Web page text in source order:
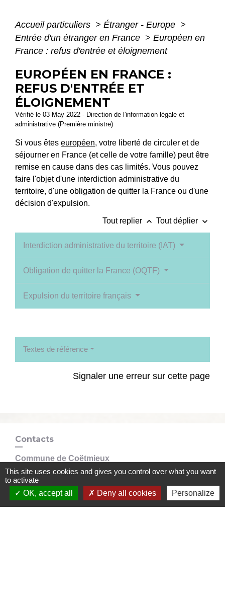
Accueil particuliers > Étranger - Europe >
Entrée d'un étranger en France > Européen en
France : refus d'entrée et éloignement
EUROPÉEN EN FRANCE :
REFUS D'ENTRÉE ET
ÉLOIGNEMENT
Vérifié le 03 May 2022 - Direction de l'information légale et
administrative (Première ministre)
Si vous êtes européen, votre liberté de circuler et de
séjourner en France (et celle de votre famille) peut être
remise en cause dans des cas limités. Vous pouvez
faire l'objet d'une interdiction administrative du
territoire, d'une obligation de quitter la France ou d'une
décision d'expulsion.
Tout replier keyboard_arrow_up Tout déplier keyboard_arrow_down
Interdiction administrative du territoire (IAT)
Obligation de quitter la France (OQTF)
Expulsion du territoire français
Textes de référence
Signaler une erreur sur cette page
Contacts
Commune de Coëtmieux
3, rue de la Mairie
22400 Coëtmieux - FRANCE
+33 2 96 34 62 20
Contact par formulaire
This site uses cookies and gives you control over what you want
to activate
OK, accept all
Deny all cookies Personalize